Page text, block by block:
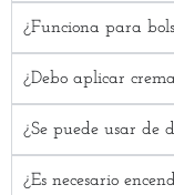
¿Funciona para
¿Debo aplicar
¿Se puede usar de
¿Es necesario